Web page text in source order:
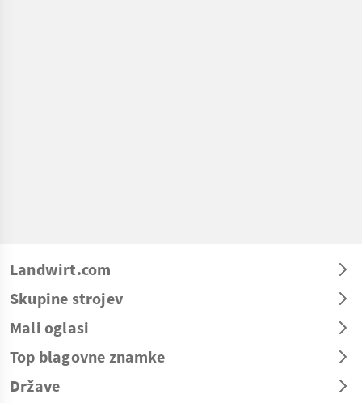
Landwirt.com
Skupine strojev
Mali oglasi
Top blagovne znamke
Države